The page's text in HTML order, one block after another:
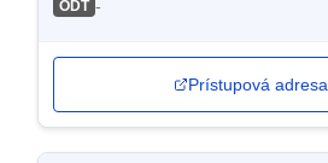
ODT -
Prístupová